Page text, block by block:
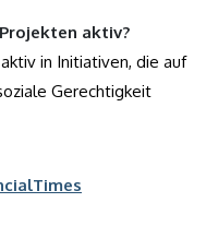
aktiv?
in Initiativen, die auf
Gerechtigkeit